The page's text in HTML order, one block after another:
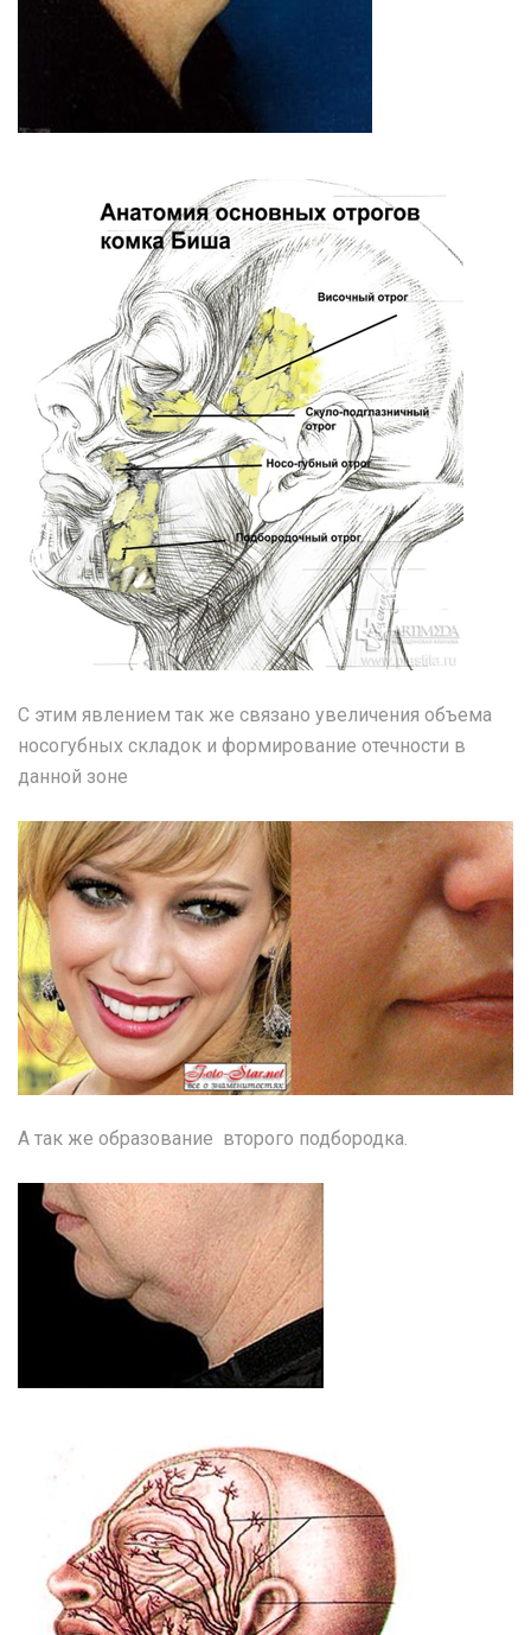
С этим явлением так же связано увеличения объема
носогубных складок и формирование отечности в
данной зоне
А так же образование второго подбородка.